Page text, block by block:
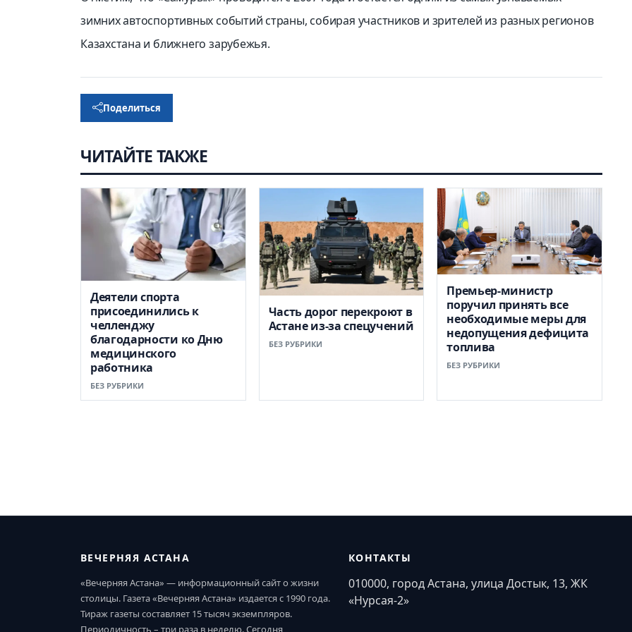
зимних автоспортивных событий страны, собирая участников и зрителей из разных регионов
Казахстана и ближнего зарубежья.
Поделиться
ЧИТАЙТЕ ТАКЖЕ
Деятели спорта
присоединились к
челленджу
благодарности ко Дню
медицинского
работника
БЕЗ РУБРИКИ
Часть дорог перекроют в
Астане из-за спецучений
БЕЗ РУБРИКИ
Премьер-министр
поручил принять все
необходимые меры для
недопущения дефицита
топлива
БЕЗ РУБРИКИ
ВЕЧЕРНЯЯ АСТАНА
«Вечерняя Астана» — информационный сайт о жизни
столицы. Газета «Вечерняя Астана» издается с 1990 года.
Тираж газеты составляет 15 тысяч экземпляров.
Периодичность – три раза в неделю. Сегодня
КОНТАКТЫ
010000, город Астана, улица Достык, 13, ЖК
«Нурсая-2»